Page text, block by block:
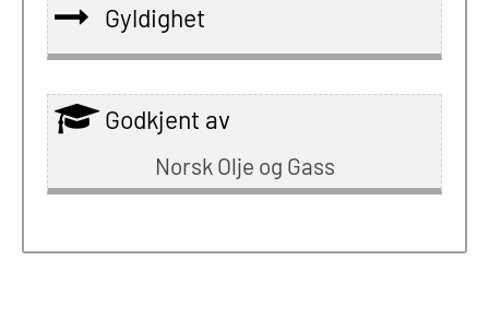
Gyldighet
Godkjent av
Norsk Olje og Gass